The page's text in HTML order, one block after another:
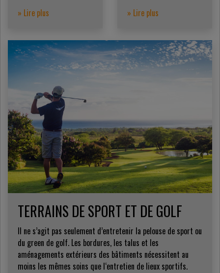
» Lire plus
» Lire plus
TERRAINS DE SPORT ET DE GOLF
Il ne s’agit pas seulement d’entretenir la pelouse de sport ou
du green de golf. Les bordures, les talus et les
aménagements extérieurs des bâtiments nécessitent au
moins les mêmes soins que l‘entretien de lieux sportifs.